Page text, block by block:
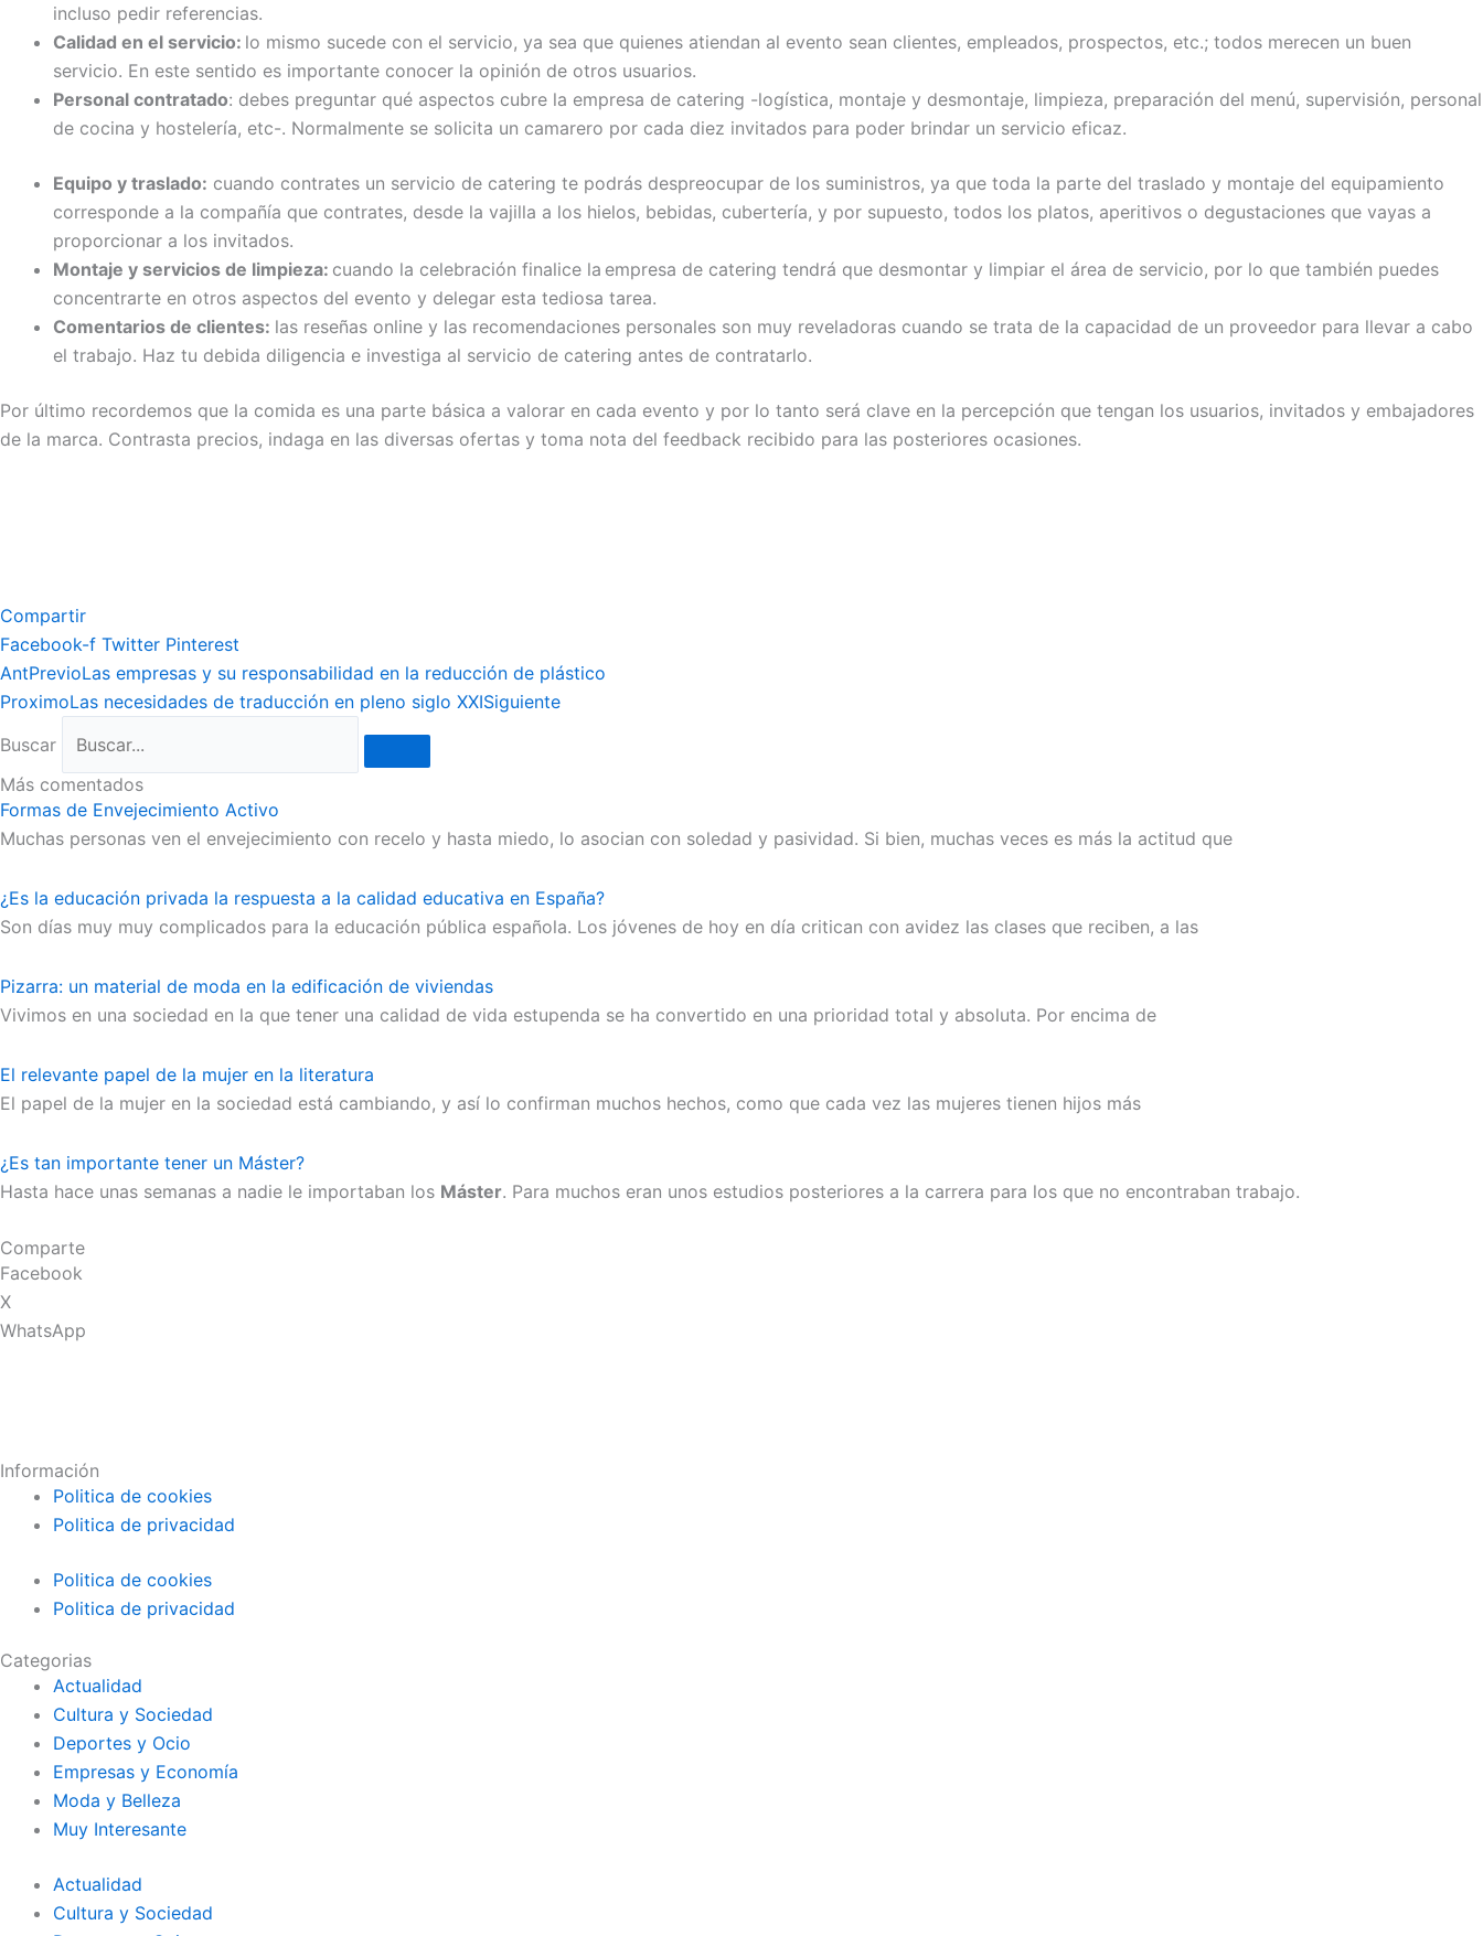
incluso pedir referencias.
Calidad en el servicio: lo mismo sucede con el servicio, ya sea que quienes atiendan al evento sean clientes, empleados, prospectos, etc.; todos merecen un buen
servicio. En este sentido es importante conocer la opinión de otros usuarios.
Personal contratado: debes preguntar qué aspectos cubre la empresa de catering -logística, montaje y desmontaje, limpieza, preparación del menú, supervisión, personal
de cocina y hostelería, etc-. Normalmente se solicita un camarero por cada diez invitados para poder brindar un servicio eficaz.
Equipo y traslado: cuando contrates un servicio de catering te podrás despreocupar de los suministros, ya que toda la parte del traslado y montaje del equipamiento
corresponde a la compañía que contrates, desde la vajilla a los hielos, bebidas, cubertería, y por supuesto, todos los platos, aperitivos o degustaciones que vayas a
proporcionar a los invitados.
Montaje y servicios de limpieza: cuando la celebración finalice la empresa de catering tendrá que desmontar y limpiar el área de servicio, por lo que también puedes
concentrarte en otros aspectos del evento y delegar esta tediosa tarea.
Comentarios de clientes: las reseñas online y las recomendaciones personales son muy reveladoras cuando se trata de la capacidad de un proveedor para llevar a cabo
el trabajo. Haz tu debida diligencia e investiga al servicio de catering antes de contratarlo.
Por último recordemos que la comida es una parte básica a valorar en cada evento y por lo tanto será clave en la percepción que tengan los usuarios, invitados y embajadores
de la marca. Contrasta precios, indaga en las diversas ofertas y toma nota del feedback recibido para las posteriores ocasiones.
Compartir
Facebook-f Twitter Pinterest
AntPrevioLas empresas y su responsabilidad en la reducción de plástico
ProximoLas necesidades de traducción en pleno siglo XXISiguiente
Buscar
Más comentados
Formas de Envejecimiento Activo
Muchas personas ven el envejecimiento con recelo y hasta miedo, lo asocian con soledad y pasividad. Si bien, muchas veces es más la actitud que
¿Es la educación privada la respuesta a la calidad educativa en España?
Son días muy muy complicados para la educación pública española. Los jóvenes de hoy en día critican con avidez las clases que reciben, a las
Pizarra: un material de moda en la edificación de viviendas
Vivimos en una sociedad en la que tener una calidad de vida estupenda se ha convertido en una prioridad total y absoluta. Por encima de
El relevante papel de la mujer en la literatura
El papel de la mujer en la sociedad está cambiando, y así lo confirman muchos hechos, como que cada vez las mujeres tienen hijos más
¿Es tan importante tener un Máster?
Hasta hace unas semanas a nadie le importaban los Máster. Para muchos eran unos estudios posteriores a la carrera para los que no encontraban trabajo.
Comparte
Facebook
X
WhatsApp
Información
Politica de cookies
Politica de privacidad
Politica de cookies
Politica de privacidad
Categorias
Actualidad
Cultura y Sociedad
Deportes y Ocio
Empresas y Economía
Moda y Belleza
Muy Interesante
Actualidad
Cultura y Sociedad